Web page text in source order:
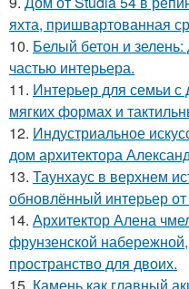
яхта, пришвартованная
10. Белый бетон и
частью интерьера.
11. Интерьер для семьи с
мягких формах и
12. Индустриальное
дом архитектора
13. Таунхаус в верхнем
обновлённый интерьер
14. Архитектор Алена
фрунзенской
пространство для двоих.